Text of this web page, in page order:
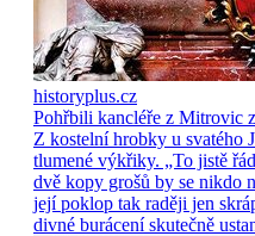
historyplus.cz
Pohřbili kancléře z Mitrovic
Z kostelní hrobky u svatého
tlumené výkřiky. „To jistě
dvě kopy grošů by se nikdo
její poklop tak raději jen
divné burácení skutečně